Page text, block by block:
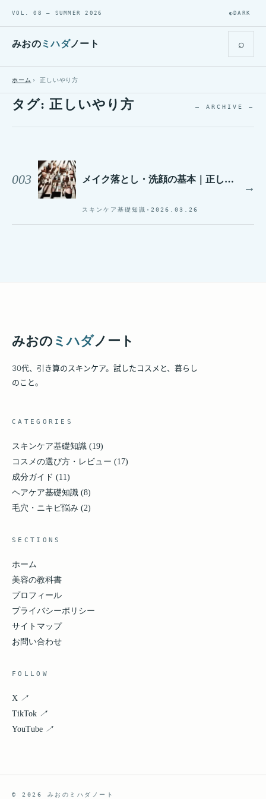
VOL. 08 — SUMMER 2026 ◐ DARK
みおのミハダノート ⌕
ホーム 正しいやり方
タグ:正しいやり方 — ARCHIVE —
003 メイク落とし・洗顔の基本｜正しい順番とやり方を美容ブロガーが徹底解説
スキンケア基礎知識 · 2026.03.26
→
みおの ミハダノート
30代、引き算のスキンケア。試したコスメと、暮らし
のこと。
CATEGORIES
スキンケア基礎知識 (19)
コスメの選び方・レビュー (17)
成分ガイド (11)
ヘアケア基礎知識 (8)
毛穴・ニキビ悩み (2)
SECTIONS
ホーム
美容の教科書
プロフィール
プライバシーポリシー
サイトマップ
お問い合わせ
FOLLOW
X ↗
TikTok ↗
YouTube ↗
© 2026 みおのミハダノート